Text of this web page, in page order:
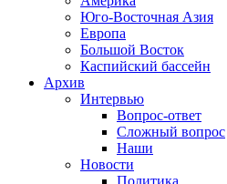
Юго-Восточная Азия
Европа
Большой Восток
Каспийский бассейн
Архив
Интервью
Вопрос-ответ
Сложный вопрос
Наши
Новости
Политика